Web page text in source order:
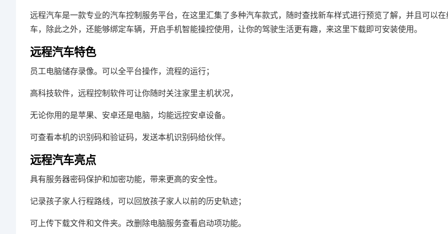
远程汽车是一款专业的汽车控制服务平台，在这里汇集了多种汽车款式，随时查找新车样式进行预览了解，并且可以
车，除此之外，还能够绑定车辆，开启手机智能操控使用，让你的驾驶生活更有趣，来这里下载即可安装使用。
远程汽车特色
员工电脑储存录像。可以全平台操作，流程的运行；
高科技软件，远程控制软件可让你随时关注家里主机状况，
无论你用的是苹果、安卓还是电脑，均能远控安卓设备。
可查看本机的识别码和验证码，发送本机识别码给伙伴。
远程汽车亮点
具有服务器密码保护和加密功能，带来更高的安全性。
记录孩子家人行程路线，可以回放孩子家人以前的历史轨迹；
可上传下载文件和文件夹。改删除电脑服务查看启动项功能。